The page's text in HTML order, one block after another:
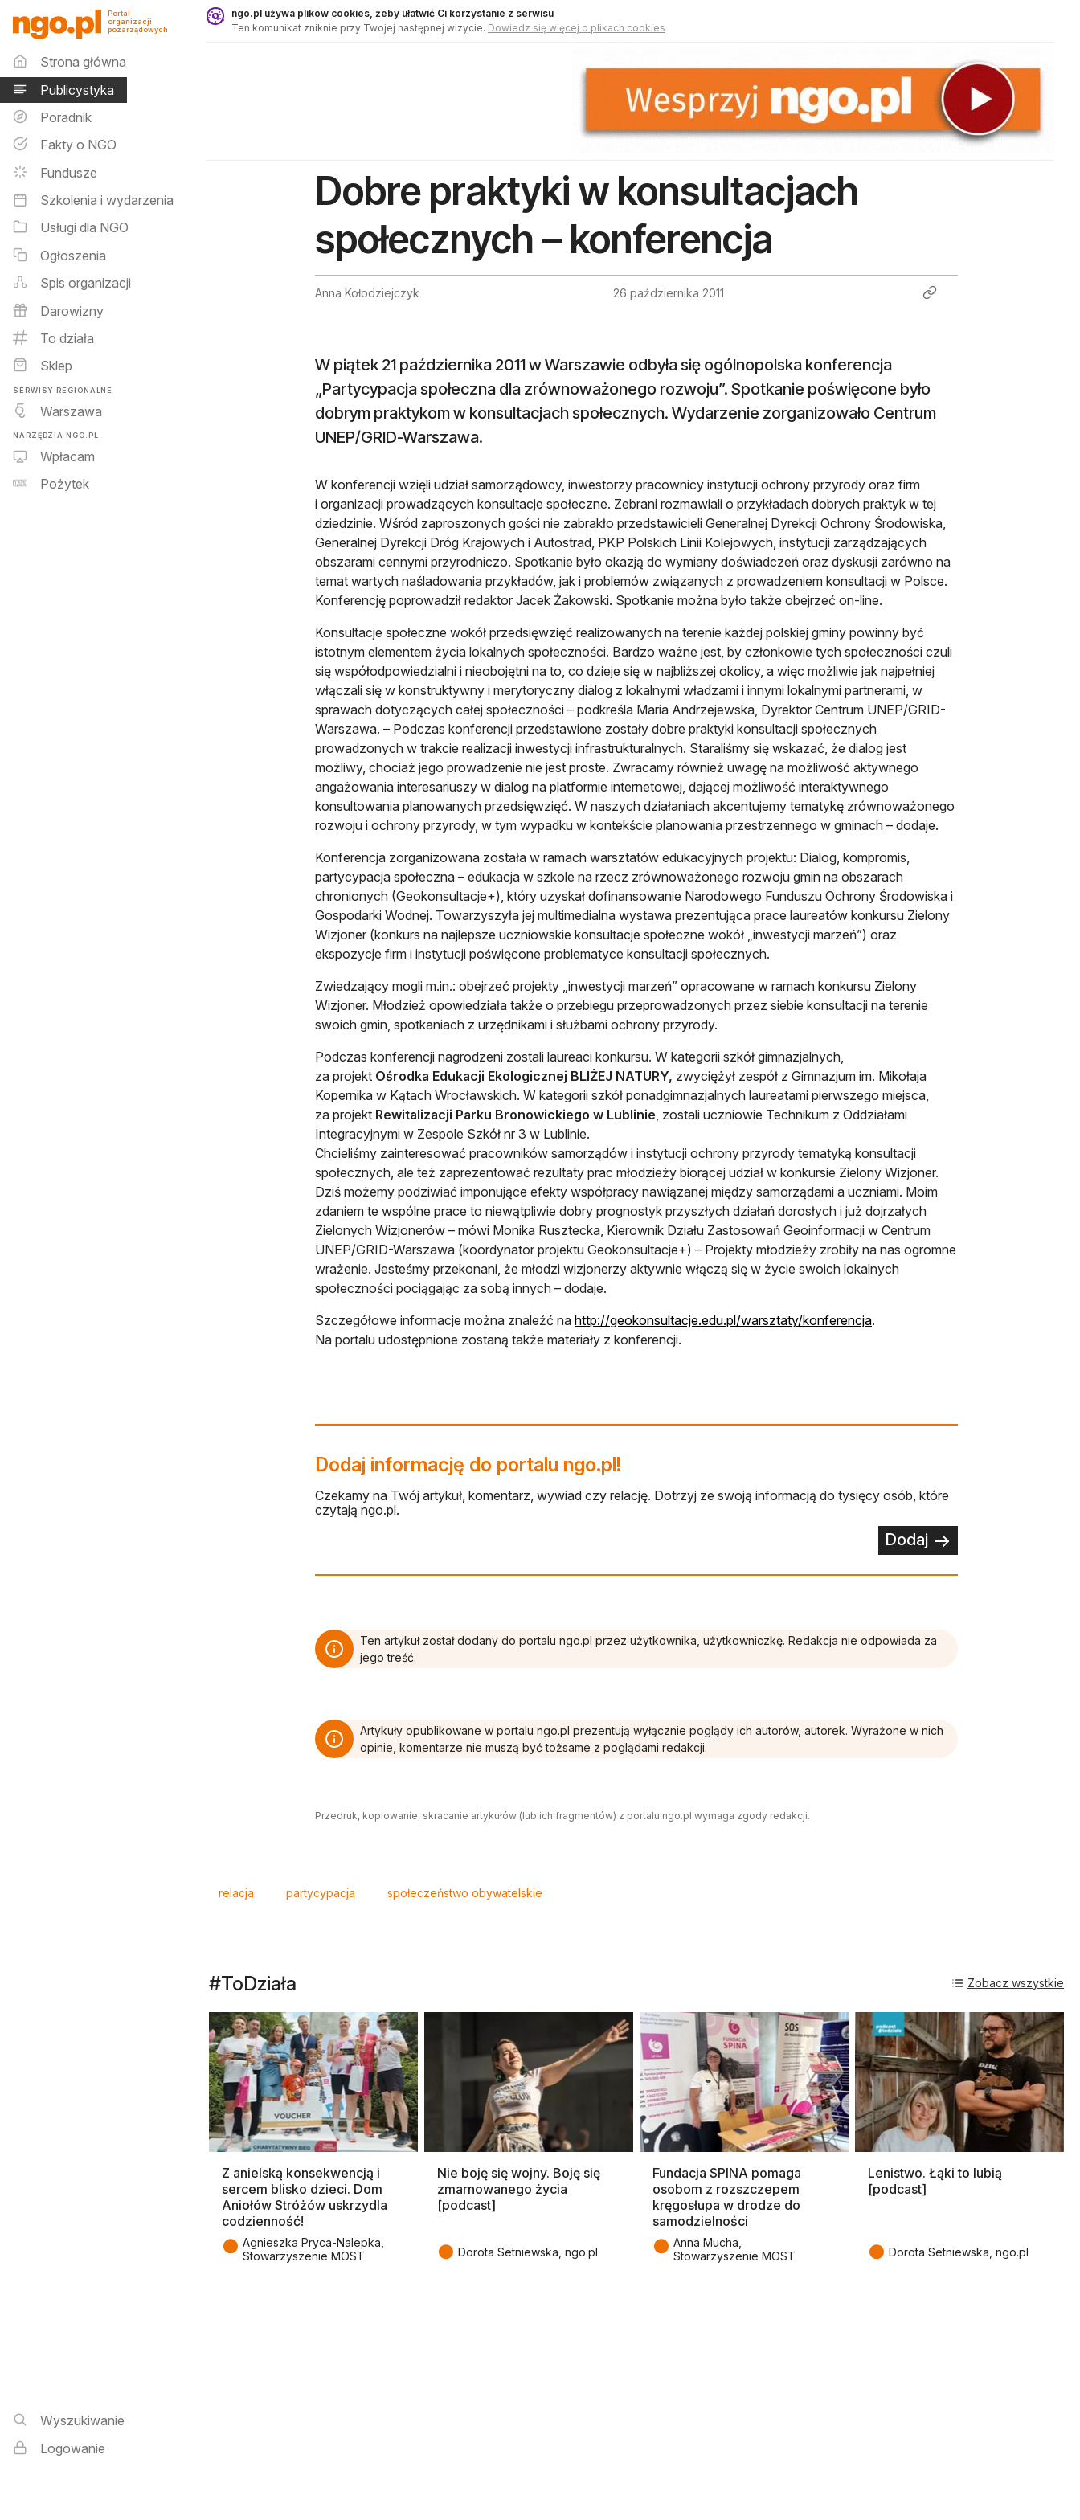
Publicystyka - ngo.pl
Portal
organizacji
pozarządowych
Menu główne
Strona główna
Publicystyka
Poradnik
Fakty o NGO
Fundusze
Szkolenia i wydarzenia
Usługi dla NGO
Ogłoszenia
Spis organizacji
Darowizny
To działa
Sklep
SERWISY REGIONALNE
Warszawa
NARZĘDZIA NGO.PL
Wpłacam
Pożytek
Wyszukiwarka i logowanie
Wyszukiwanie
Logowanie
ngo.pl używa plików cookies, żeby ułatwić Ci korzystanie z serwisu
Ten komunikat zniknie przy Twojej następnej wizycie. Dowiedz się więcej o plikach cookies
Dobre praktyki w konsultacjach
społecznych – konferencja
Anna Kołodziejczyk 26 października 2011
W piątek 21 października 2011 w Warszawie odbyła się ogólnopolska konferencja
„Partycypacja społeczna dla zrównoważonego rozwoju”. Spotkanie poświęcone było
dobrym praktykom w konsultacjach społecznych. Wydarzenie zorganizowało Centrum
UNEP/GRID-Warszawa.
W konferencji wzięli udział samorządowcy, inwestorzy pracownicy instytucji ochrony przyrody oraz firm
i organizacji prowadzących konsultacje społeczne. Zebrani rozmawiali o przykładach dobrych praktyk w tej
dziedzinie. Wśród zaproszonych gości nie zabrakło przedstawicieli Generalnej Dyrekcji Ochrony Środowiska,
Generalnej Dyrekcji Dróg Krajowych i Autostrad, PKP Polskich Linii Kolejowych, instytucji zarządzających
obszarami cennymi przyrodniczo. Spotkanie było okazją do wymiany doświadczeń oraz dyskusji zarówno na
temat wartych naśladowania przykładów, jak i problemów związanych z prowadzeniem konsultacji w Polsce.
Konferencję poprowadził redaktor Jacek Żakowski. Spotkanie można było także obejrzeć on-line.
Konsultacje społeczne wokół przedsięwzięć realizowanych na terenie każdej polskiej gminy powinny być
istotnym elementem życia lokalnych społeczności. Bardzo ważne jest, by członkowie tych społeczności czuli
się współodpowiedzialni i nieobojętni na to, co dzieje się w najbliższej okolicy, a więc możliwie jak najpełniej
włączali się w konstruktywny i merytoryczny dialog z lokalnymi władzami i innymi lokalnymi partnerami, w
sprawach dotyczących całej społeczności – podkreśla Maria Andrzejewska, Dyrektor Centrum UNEP/GRID-
Warszawa. – Podczas konferencji przedstawione zostały dobre praktyki konsultacji społecznych
prowadzonych w trakcie realizacji inwestycji infrastrukturalnych. Staraliśmy się wskazać, że dialog jest
możliwy, chociaż jego prowadzenie nie jest proste. Zwracamy również uwagę na możliwość aktywnego
angażowania interesariuszy w dialog na platformie internetowej, dającej możliwość interaktywnego
konsultowania planowanych przedsięwzięć. W naszych działaniach akcentujemy tematykę zrównoważonego
rozwoju i ochrony przyrody, w tym wypadku w kontekście planowania przestrzennego w gminach – dodaje.
Konferencja zorganizowana została w ramach warsztatów edukacyjnych projektu: Dialog, kompromis,
partycypacja społeczna – edukacja w szkole na rzecz zrównoważonego rozwoju gmin na obszarach
chronionych (Geokonsultacje+), który uzyskał dofinansowanie Narodowego Funduszu Ochrony Środowiska i
Gospodarki Wodnej. Towarzyszyła jej multimedialna wystawa prezentująca prace laureatów konkursu Zielony
Wizjoner (konkurs na najlepsze uczniowskie konsultacje społeczne wokół „inwestycji marzeń”) oraz
ekspozycje firm i instytucji poświęcone problematyce konsultacji społecznych.
Zwiedzający mogli m.in.: obejrzeć projekty „inwestycji marzeń” opracowane w ramach konkursu Zielony
Wizjoner. Młodzież opowiedziała także o przebiegu przeprowadzonych przez siebie konsultacji na terenie
swoich gmin, spotkaniach z urzędnikami i służbami ochrony przyrody.
Podczas konferencji nagrodzeni zostali laureaci konkursu. W kategorii szkół gimnazjalnych,
za projekt Ośrodka Edukacji Ekologicznej BLIŻEJ NATURY, zwyciężył zespół z Gimnazjum im. Mikołaja
Kopernika w Kątach Wrocławskich. W kategorii szkół ponadgimnazjalnych laureatami pierwszego miejsca,
za projekt Rewitalizacji Parku Bronowickiego w Lublinie, zostali uczniowie Technikum z Oddziałami
Integracyjnymi w Zespole Szkół nr 3 w Lublinie.
Chcieliśmy zainteresować pracowników samorządów i instytucji ochrony przyrody tematyką konsultacji
społecznych, ale też zaprezentować rezultaty prac młodzieży biorącej udział w konkursie Zielony Wizjoner.
Dziś możemy podziwiać imponujące efekty współpracy nawiązanej między samorządami a uczniami. Moim
zdaniem te wspólne prace to niewątpliwie dobry prognostyk przyszłych działań dorosłych i już dojrzałych
Zielonych Wizjonerów – mówi Monika Rusztecka, Kierownik Działu Zastosowań Geoinformacji w Centrum
UNEP/GRID-Warszawa (koordynator projektu Geokonsultacje+) – Projekty młodzieży zrobiły na nas ogromne
wrażenie. Jesteśmy przekonani, że młodzi wizjonerzy aktywnie włączą się w życie swoich lokalnych
społeczności pociągając za sobą innych – dodaje.
Szczegółowe informacje można znaleźć na http://geokonsultacje.edu.pl/warsztaty/konferencja.
Na portalu udostępnione zostaną także materiały z konferencji.
Dodaj informację do portalu ngo.pl!
Czekamy na Twój artykuł, komentarz, wywiad czy relację. Dotrzyj ze swoją informacją do tysięcy osób, które
czytają ngo.pl.
Dodaj
Ten artykuł został dodany do portalu ngo.pl przez użytkownika, użytkowniczkę. Redakcja nie odpowiada za
jego treść.
Artykuły opublikowane w portalu ngo.pl prezentują wyłącznie poglądy ich autorów, autorek. Wyrażone w nich
opinie, komentarze nie muszą być tożsame z poglądami redakcji.
Przedruk, kopiowanie, skracanie artykułów (lub ich fragmentów) z portalu ngo.pl wymaga zgody redakcji.
relacja partycypacja społeczeństwo obywatelskie
#ToDziała
Z anielską konsekwencją i
sercem blisko dzieci. Dom
Aniołów Stróżów uskrzydla
codzienność!
● Agnieszka Pryca-Nalepka,
Stowarzyszenie MOST
Nie boję się wojny. Boję się
zmarnowanego życia
[podcast]
● Dorota Setniewska, ngo.pl
Fundacja SPINA pomaga
osobom z rozszczepem
kręgosłupa w drodze do
samodzielności
● Anna Mucha,
Stowarzyszenie MOST
Lenistwo. Łąki to lubią
[podcast]
● Dorota Setniewska, ngo.pl
Zobacz wszystkie